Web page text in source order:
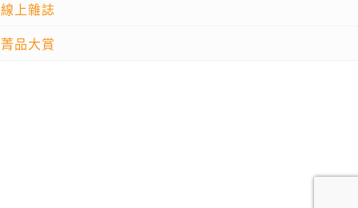
線上雜誌
菁品大賞